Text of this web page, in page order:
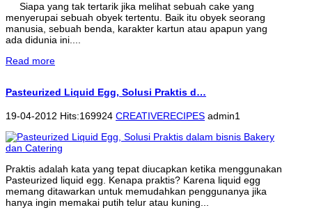
Siapa yang tak tertarik jika melihat sebuah cake yang
menyerupai sebuah obyek tertentu. Baik itu obyek seorang
manusia, sebuah benda, karakter kartun atau apapun yang
ada didunia ini....
Read more
Pasteurized Liquid Egg, Solusi Praktis d…
19-04-2012 Hits:169924 CREATIVERECIPES admin1
Praktis adalah kata yang tepat diucapkan ketika menggunakan
Pasteurized liquid egg. Kenapa praktis? Karena liquid egg
memang ditawarkan untuk memudahkan penggunanya jika
hanya ingin memakai putih telur atau kuning...